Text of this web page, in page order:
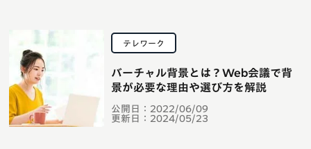
テレワーク
公開日： 2022/06/09
更新日： 2024/05/23
バーチャル背景とは？Web会議で背
景が必要な理由や選び方を解説